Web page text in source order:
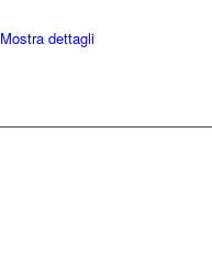
Mostra dettagli